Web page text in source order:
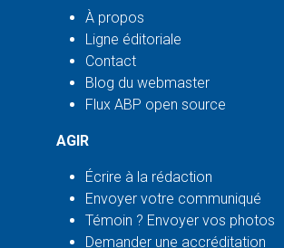
À propos
Ligne éditoriale
Contact
Blog du webmaster
Flux ABP open source
AGIR
Écrire à la rédaction
Envoyer votre communiqué
Témoin ? Envoyer vos photos
Demander une accréditation